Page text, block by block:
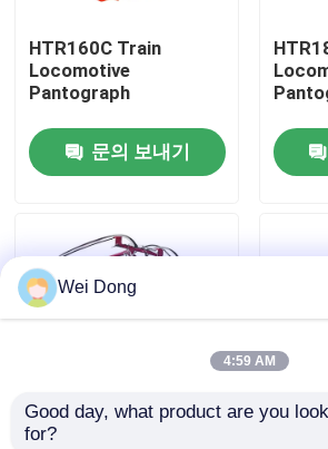
품질 관리
저희와 연락
사건
인용 을 요청 하십시오
HTR160C Train
Locomotive
Pantograph
문의 보내기
HTR250 Train
Wei Dong
4:59 AM
Good day, what product are you
for?